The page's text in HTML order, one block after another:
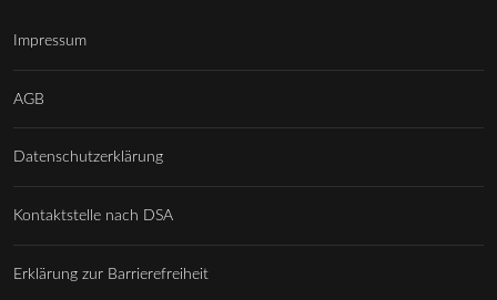
Impressum
AGB
Datenschutzerklärung
Kontaktstelle nach DSA
Erklärung zur Barrierefreiheit